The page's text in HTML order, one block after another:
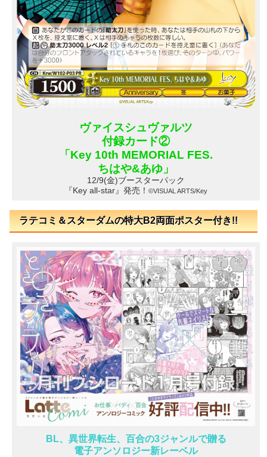
ヴァイスシュヴァルツ
付録カード②
「Key 10th MEMORIAL FES.
ちはや&あゆ」
12/9(金)ブースターパック
『Key all-star』発売！ ©VISUAL ARTS/Key
ラテコミ＆スターダムの特大B2両面ポスター付き!!
BL、異世界転生、百合の3ジャンルで贈る
電子アンソロジー新レーベル